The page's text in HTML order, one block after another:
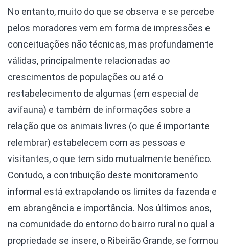
No entanto, muito do que se observa e se percebe
pelos moradores vem em forma de impressões e
conceituações não técnicas, mas profundamente
válidas, principalmente relacionadas ao
crescimentos de populações ou até o
restabelecimento de algumas (em especial de
avifauna) e também de informações sobre a
relação que os animais livres (o que é importante
relembrar) estabelecem com as pessoas e
visitantes, o que tem sido mutualmente benéfico.
Contudo, a contribuição deste monitoramento
informal está extrapolando os limites da fazenda e
em abrangência e importância. Nos últimos anos,
na comunidade do entorno do bairro rural no qual a
propriedade se insere, o Ribeirão Grande, se formou